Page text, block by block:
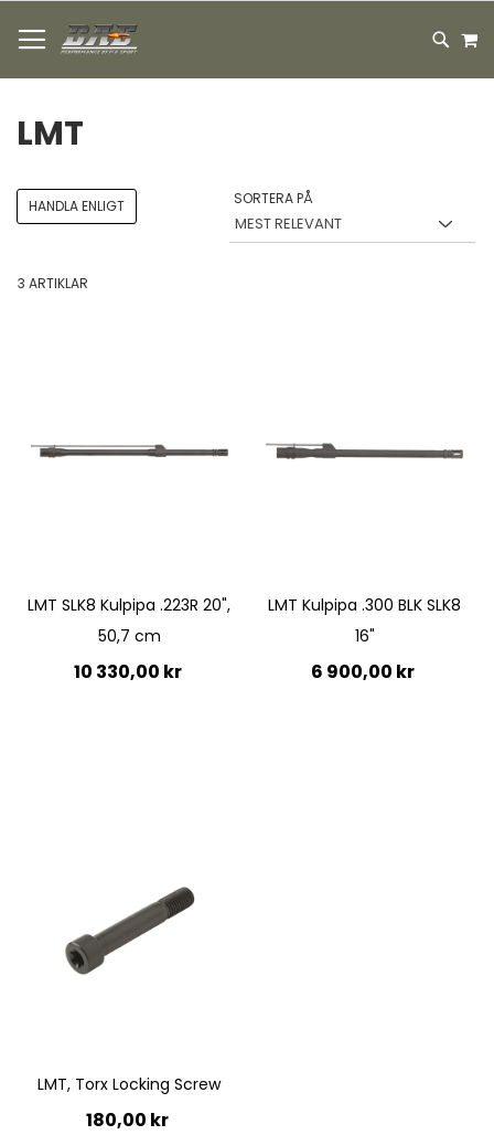
TILL
INNEHÅLLET
LMT
3 ARTIKLAR
SORTERA PÅ
LMT SLK8 Kulpipa .223R 20",
50,7 cm
10 330,00 kr
Quickview
LMT Kulpipa .300 BLK SLK8
16"
6 900,00 kr
LMT, Torx Locking Screw
180,00 kr
HANDLA ENLIGT